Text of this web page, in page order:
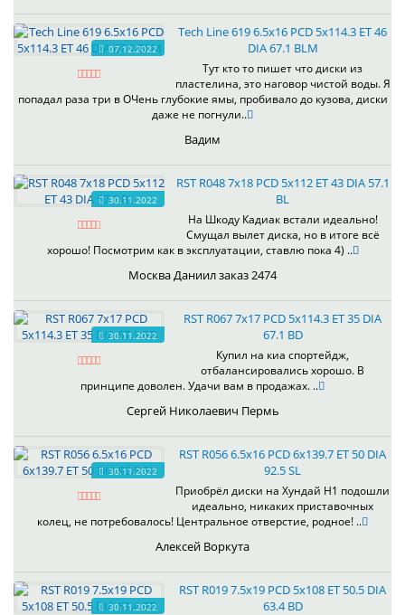
07.12.2022
Tech Line 619 6.5x16 PCD 5x114.3 ET 46
DIA 67.1 BLM
Тут кто то пишет что диски из
пластелина, это наговор чистой воды. Я
попадал раза три в ОЧень глубокие ямы, пробивало до кузова, диски
даже не погнули..
Вадим
30.11.2022
RST R048 7x18 PCD 5x112 ET 43 DIA 57.1
BL
На Шкоду Кадиак встали идеально!
Смущал вылет диска, но в итоге всё
хорошо! Посмотрим как в эксплуатации, ставлю пока 4) ..
Москва Даниил заказ 2474
30.11.2022
RST R067 7x17 PCD 5x114.3 ET 35 DIA
67.1 BD
Купил на киа спортейдж,
отбалансировались хорошо. В
принципе доволен. Удачи вам в продажах. ..
Сергей Николаевич Пермь
30.11.2022
RST R056 6.5x16 PCD 6x139.7 ET 50 DIA
92.5 SL
Приобрёл диски на Хундай H1 подошли
идеально, никаких приставочных
колец, не потребовалось! Центральное отверстие, родное! ..
Алексей Воркута
30.11.2022
RST R019 7.5x19 PCD 5x108 ET 50.5 DIA
63.4 BD